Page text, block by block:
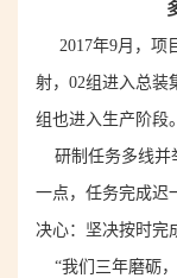
2017年9月，项
射，02组进入总装
组也进入生产阶段。
研制任务多线并
一点，任务完成迟
决心：坚决按时完
“我们三年磨砺